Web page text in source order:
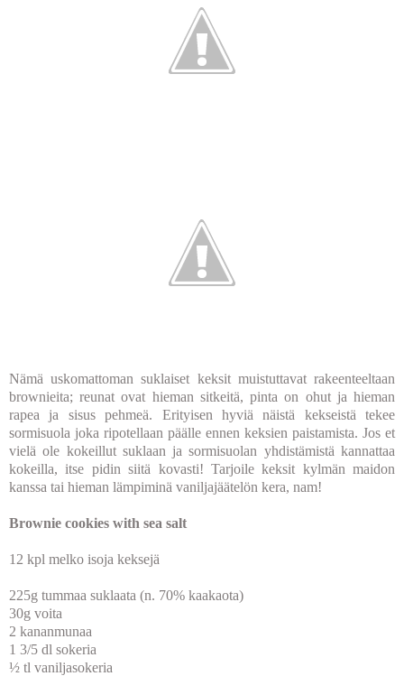
Nämä uskomattoman suklaiset keksit muistuttavat rakeenteeltaan
brownieita; reunat ovat hieman sitkeitä, pinta on ohut ja hieman
rapea ja sisus pehmeä. Erityisen hyviä näistä kekseistä tekee
sormisuola joka ripotellaan päälle ennen keksien paistamista. Jos et
vielä ole kokeillut suklaan ja sormisuolan yhdistämistä kannattaa
kokeilla, itse pidin siitä kovasti! Tarjoile keksit kylmän maidon
kanssa tai hieman lämpiminä vaniljajäätelön kera, nam!
Brownie cookies with sea salt
12 kpl melko isoja keksejä
225g tummaa suklaata (n. 70% kaakaota)
30g voita
2 kananmunaa
1 3/5 dl sokeria
½ tl vaniljasokeria